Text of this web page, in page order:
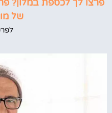
פרצו לך לכספת במלון?
של